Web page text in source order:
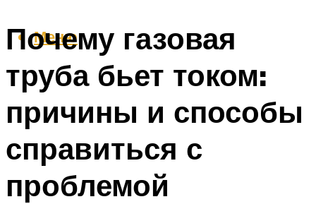
Меню
Почему газовая
труба бьет током:
причины и способы
справиться с
проблемой